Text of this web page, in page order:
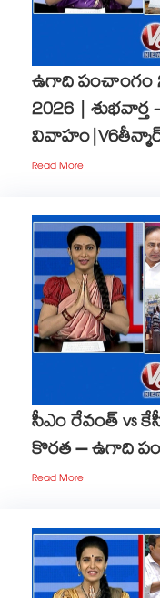
ఉగాది పంచాంగం
2026 |
Read More
సీఎం రేవంత్ vs
కొరత – ఉగాది
Read More